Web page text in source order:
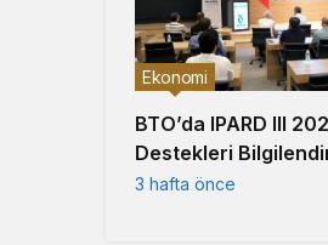
BTO’da IPARD III
Destekleri
Toplantısı
Ekonomi
3 hafta önce